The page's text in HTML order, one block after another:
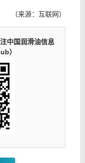
（来源：互联网）
中国润滑油信息
）